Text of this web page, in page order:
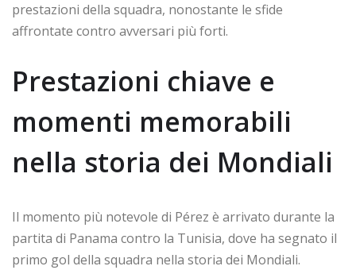
prestazioni della squadra, nonostante le sfide
affrontate contro avversari più forti.
Prestazioni chiave e
momenti memorabili
nella storia dei Mondiali
Il momento più notevole di Pérez è arrivato durante la
partita di Panama contro la Tunisia, dove ha segnato il
primo gol della squadra nella storia dei Mondiali.